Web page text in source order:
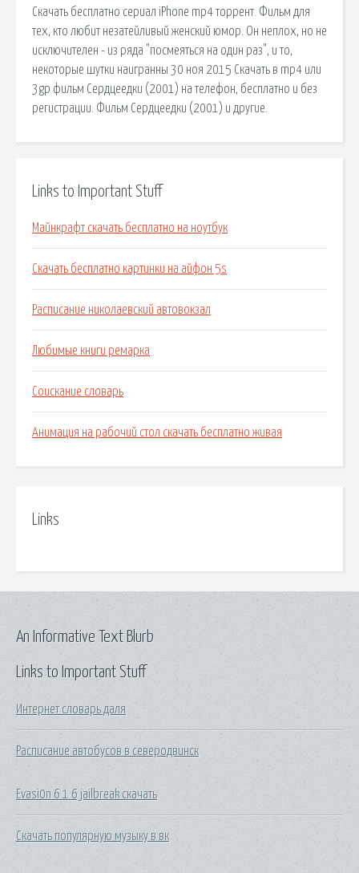
Скачать бесплатно сериал iPhone mp4 торрент. Фильм для
тех, кто любит незатейливый женский юмор. Он неплох, но не
исключителен - из ряда "посмеяться на один раз", и то,
некоторые шутки наигранны 30 ноя 2015 Скачать в mp4 или
3gp фильм Сердцеедки (2001) на телефон, бесплатно и без
регистрации. Фильм Сердцеедки (2001) и другие.
Links to Important Stuff
Майнкрафт скачать бесплатно на ноутбук
Скачать бесплатно картинки на айфон 5s
Расписание николаевский автовокзал
Любимые книги ремарка
Соискание словарь
Анимация на рабочий стол скачать бесплатно живая
Links
Links to Important Stuff
Интернет словарь даля
Расписание автобусов в северодвинск
Evasi0n 6 1 6 jailbreak скачать
Скачать популярную музыку в вк
An Informative Text Blurb